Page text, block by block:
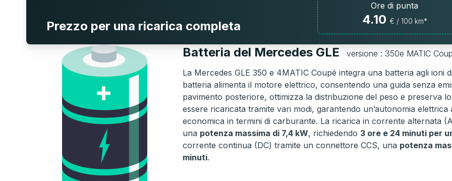
Prezzo per una ricarica completa
Ore di punta
4.10 € / 100 km*
Batteria del Mercedes GLE
versione : 350e MATIC
La Mercedes GLE 350 e 4MATIC Coupé integra una batteria agli ioni
batteria alimenta il motore elettrico, consentendo una guida senza
pavimento posteriore, ottimizza la distribuzione del peso e preserva
essere ricaricata tramite vari modi, garantendo un’autonomia
economica in termini di carburante. La ricarica in corrente alternata
una potenza massima di 7,4 kW, richiedendo 3 ore e 24 minuti per
corrente continua (DC) tramite un connettore CCS, una potenza
minuti.